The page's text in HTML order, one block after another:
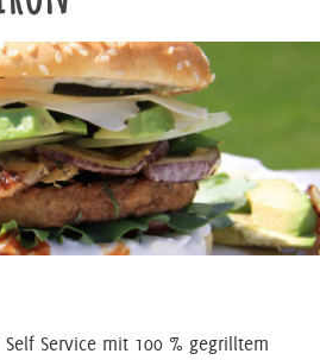
Service mit 100 % gegrilltem